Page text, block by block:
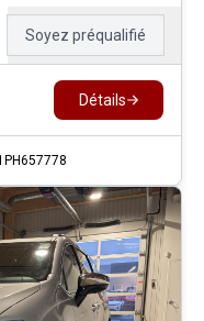
Soyez préqualifié
Détails